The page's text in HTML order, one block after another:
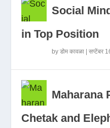
Social
in Top Position
byडोम कावळा |सप्टेंबर
Maharana
Chetak and